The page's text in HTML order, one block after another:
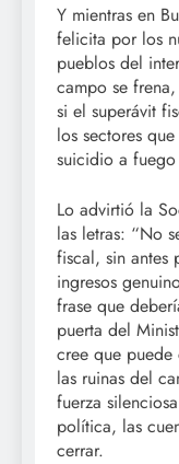
Y mientras en
felicita por los
pueblos del
campo se
si el superávit
los sectores
suicidio a
Lo advirtió la
las letras: “No
fiscal, sin antes
ingresos
frase que
puerta del
cree que
las ruinas del
fuerza
política, las
cerrar.